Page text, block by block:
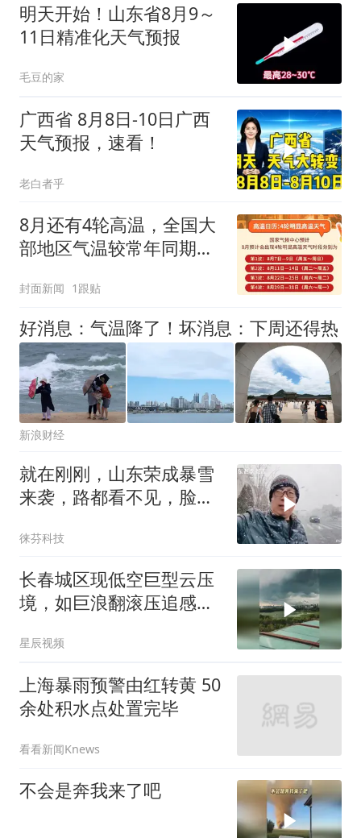
明天开始！山东省8月9～
11日精准化天气预报
毛豆的家
广西省 8月8日-10日广西
天气预报，速看！
老白者乎
8月还有4轮高温，全国大
部地区气温较常年同期偏
封面新闻 1跟贴
好消息：气温降了！坏消息：下周还得热
新浪财经
就在刚刚，山东荣成暴雪
来袭，路都看不见，脸如
徕芬科技
长春城区现低空巨型云压
境，如巨浪翻滚压追感十
星辰视频
上海暴雨预警由红转黄 50
余处积水点处置完毕
看看新闻Knews
不会是奔我来了吧